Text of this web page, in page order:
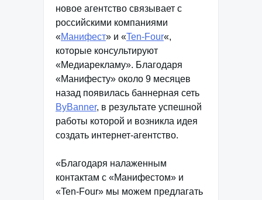
новое агентство связывает с
российскими компаниями
«Манифест» и «Ten-Four«,
которые консультируют
«Медиарекламу». Благодаря
«Манифесту» около 9 месяцев
назад появилась баннерная сеть
ByBanner, в результате успешной
работы которой и возникла идея
создать интернет-агентство.
«Благодаря налаженным
контактам с «Манифестом» и
«Ten-Four» мы можем предлагать